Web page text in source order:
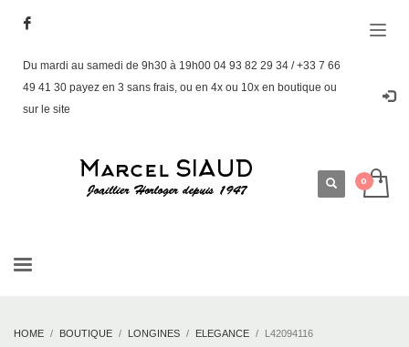
Du mardi au samedi de 9h30 à 19h00 04 93 82 29 34 / +33 7 66
49 41 30 payez en 3 sans frais, ou en 4x ou 10x en boutique ou
sur le site
HOME BOUTIQUE LONGINES ELEGANCE L42094116